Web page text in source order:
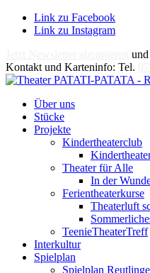
Link zu Facebook
Link zu Instagram
Kontakt und Karteninfo: Tel.
Über uns
Stücke
Projekte
Kindertheaterclub
Theater für Alle
In der
Ferientheaterkurse
Theaterluft
TeenieTheaterTreff
Interkultur
Spielplan
Spielplan